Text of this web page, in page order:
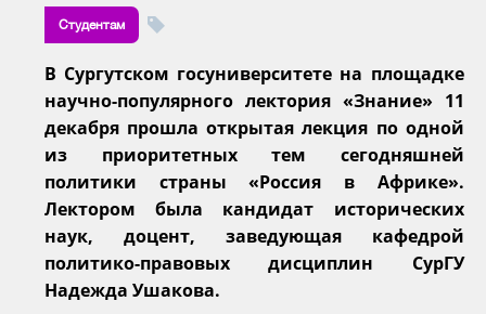
Студентам
В Сургутском госуниверситете на площадке
научно-популярного лектория «Знание» 11
декабря прошла открытая лекция по одной
из приоритетных тем сегодняшней
политики страны «Россия в Африке».
Лектором была кандидат исторических
наук, доцент, заведующая кафедрой
политико-правовых дисциплин СурГУ
Надежда Ушакова.